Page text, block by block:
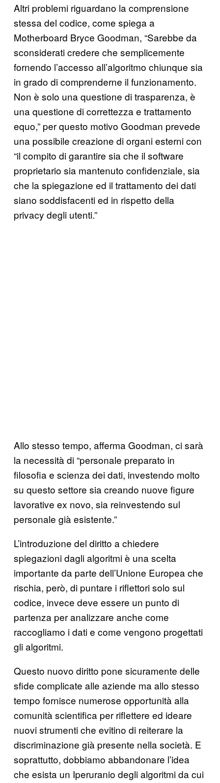
Altri problemi riguardano la comprensione
stessa del codice, come spiega a
Motherboard Bryce Goodman, “Sarebbe da
sconsiderati credere che semplicemente
fornendo l’accesso all’algoritmo chiunque sia
in grado di comprenderne il funzionamento.
Non è solo una questione di trasparenza, è
una questione di correttezza e trattamento
equo,” per questo motivo Goodman prevede
una possibile creazione di organi esterni con
“il compito di garantire sia che il software
proprietario sia mantenuto confidenziale, sia
che la spiegazione ed il trattamento dei dati
siano soddisfacenti ed in rispetto della
privacy degli utenti.”
Allo stesso tempo, afferma Goodman, ci sarà
la necessità di “personale preparato in
filosofia e scienza dei dati, investendo molto
su questo settore sia creando nuove figure
lavorative ex novo, sia reinvestendo sul
personale già esistente.”
L’introduzione del diritto a chiedere
spiegazioni dagli algoritmi è una scelta
importante da parte dell’Unione Europea che
rischia, però, di puntare i riflettori solo sul
codice, invece deve essere un punto di
partenza per analizzare anche come
raccogliamo i dati e come vengono progettati
gli algoritmi.
Questo nuovo diritto pone sicuramente delle
sfide complicate alle aziende ma allo stesso
tempo fornisce numerose opportunità alla
comunità scientifica per riflettere ed ideare
nuovi strumenti che evitino di reiterare la
discriminazione già presente nella società. E
soprattutto, dobbiamo abbandonare l’idea
che esista un Iperuranio degli algoritmi da cui